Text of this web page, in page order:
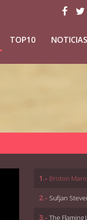
TOP10 NOTICIAS
1.- Briston
2.- Sufjan
3.- The Flaming